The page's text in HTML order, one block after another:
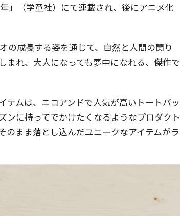
」（学童社）にて連載され、後にアニメ化
の成長する姿を通じて、自然と人間の関り
まれ、大人になっても夢中になれる、傑作で
テムは、ニコアンドで人気が高いトートバッ
ンに持ってでかけたくなるようなプロダクト
のまま落とし込んだユニークなアイテムがラ